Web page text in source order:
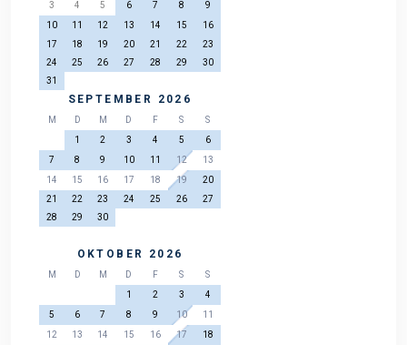
3 4 5 6 7 8
9
10
11 12 13 14 15
16
17
18 19 20 21 22
23
24
25 26 27 28 29
30
31
SEPTEMBER 2026
M D M D F S
S
1
2 3 4 5
6
7
8 9 10 11 12
13
14
15 16 17 18 19
20
21
22 23 24 25 26
27
28
29 30
OKTOBER 2026
M D M D F S
S
1
2 3
4
5
6 7 8 9 10
11
12
13 14 15 16 17
18